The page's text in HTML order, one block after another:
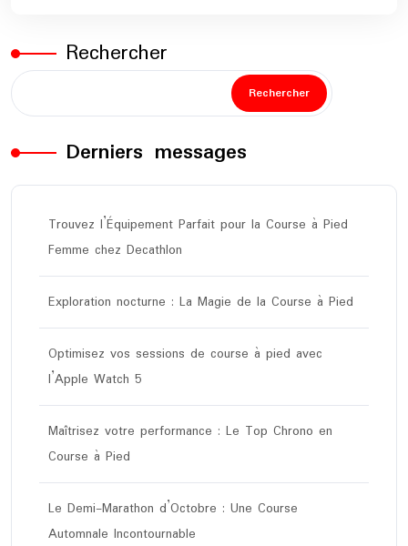
Rechercher
Rechercher
Derniers messages
Trouvez l’Équipement Parfait pour la Course à Pied
Femme chez Decathlon
Exploration nocturne : La Magie de la Course à Pied
Optimisez vos sessions de course à pied avec
l’Apple Watch 5
Maîtrisez votre performance : Le Top Chrono en
Course à Pied
Le Demi-Marathon d’Octobre : Une Course
Automnale Incontournable